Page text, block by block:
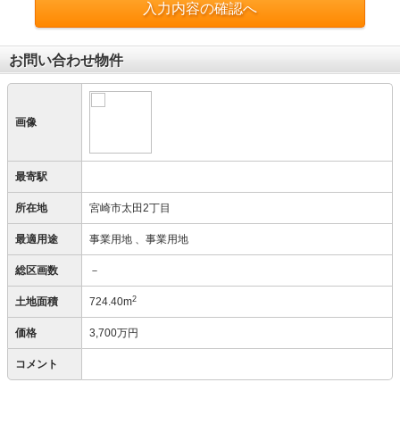
入力内容の確認へ
お問い合わせ物件
画像
最寄駅
所在地 宮崎市太田2丁目
最適用途 事業用地 、事業用地
総区画数 －
土地面積 724.40m2
価格 3,700万円
コメント